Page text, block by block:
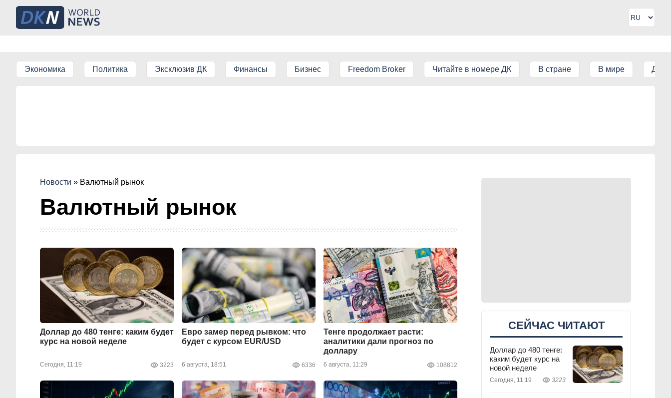
Экономика Политика Эксклюзив ДК Финансы Бизнес Freedom Broker Читайте в номере ДК В стране В мире ДК IT
Новости » Валютный рынок
Валютный рынок
Доллар до 480 тенге: каким будет
курс на новой неделе
Сегодня, 11:19 3223
Евро замер перед рывком: что
будет с курсом EUR/USD
6 августа, 18:51 6336
Тенге продолжает расти:
аналитики дали прогноз по
доллару
6 августа, 11:29 108812
СЕЙЧАС ЧИТАЮТ
Доллар до 480 тенге:
каким будет курс на
новой неделе
Сегодня, 11:19 3223